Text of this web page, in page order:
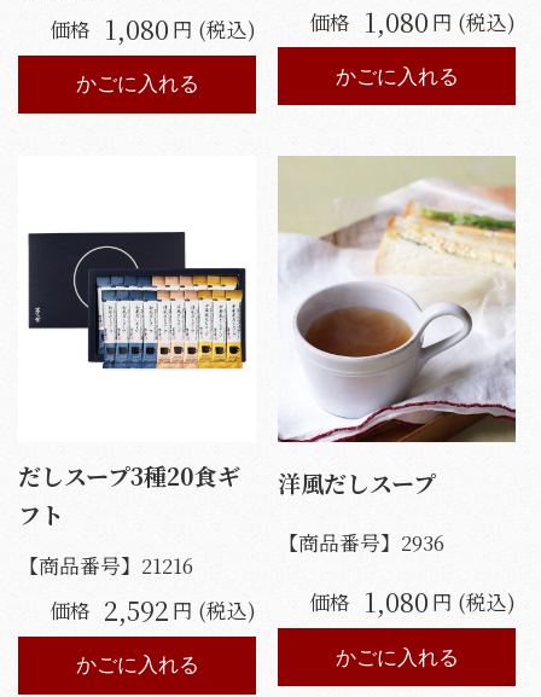
価格 1,080 円 (税込)
かごに入れる
価格 1,080 円 (税込)
かごに入れる
だしスープ3種20食ギ
フト
【商品番号】 21216
価格 2,592 円 (税込)
かごに入れる
洋風だしスープ
【商品番号】 2936
価格 1,080 円 (税込)
かごに入れる